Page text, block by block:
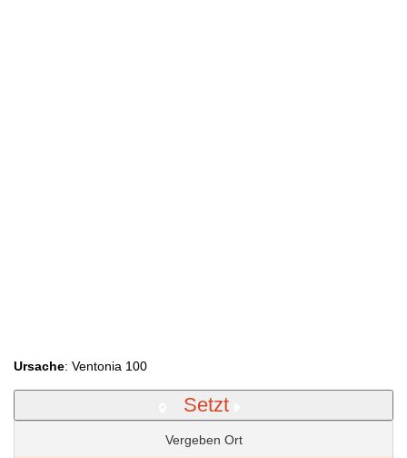
Ursache: Ventonia 100
Setzt
Vergeben Ort